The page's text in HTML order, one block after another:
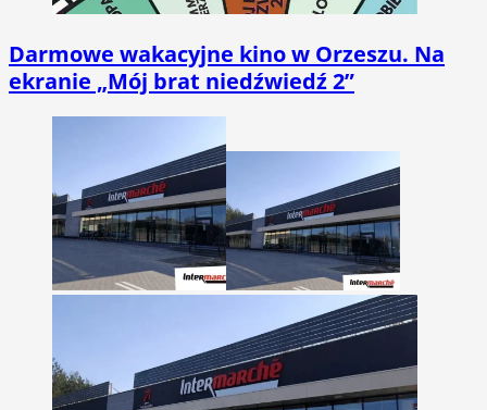
Darmowe wakacyjne kino w Orzeszu. Na
ekranie „Mój brat niedźwiedź 2”